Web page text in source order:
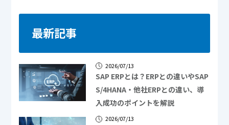
最新記事
2026/07/13
SAP ERPとは？ERPとの違いやSAP
S/4HANA・他社ERPとの違い、導
入成功のポイントを解説
2026/07/13